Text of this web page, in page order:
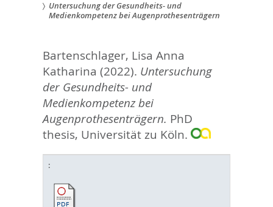
Sie
hier:
Untersuchung der Gesundheits- und
Medienkompetenz bei Augenprothesenträgern
Bartenschlager, Lisa Anna
Katharina (2022). Untersuchung
der Gesundheits- und
Medienkompetenz bei
Augenprothesenträgern. PhD
thesis, Universität zu Köln.